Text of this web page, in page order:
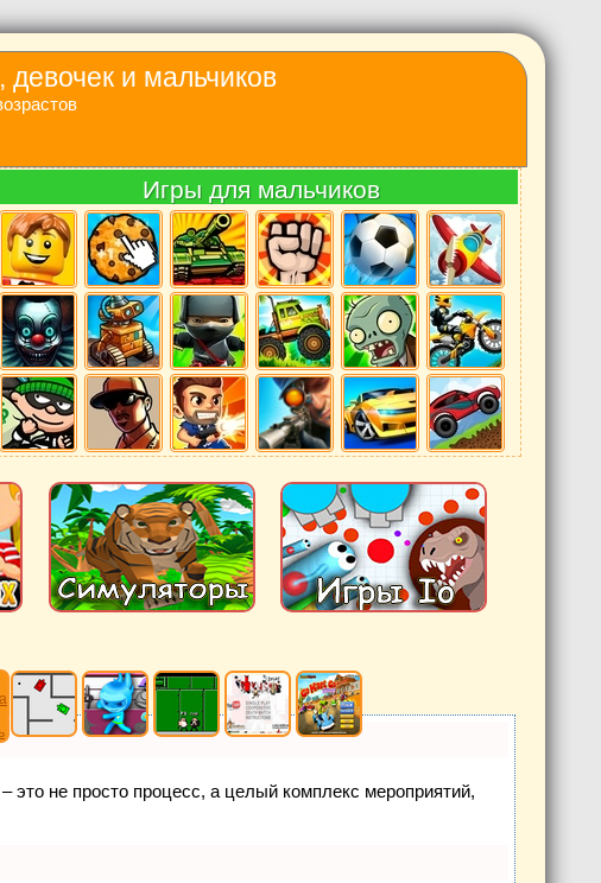
и мальчиков
Игры для мальчиков
это не просто процесс, а целый комплекс мероприятий,